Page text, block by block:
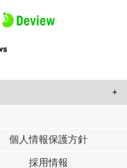
わせたコンテンツや広告の
に提供しています。
個人情報保護方針
採用情報